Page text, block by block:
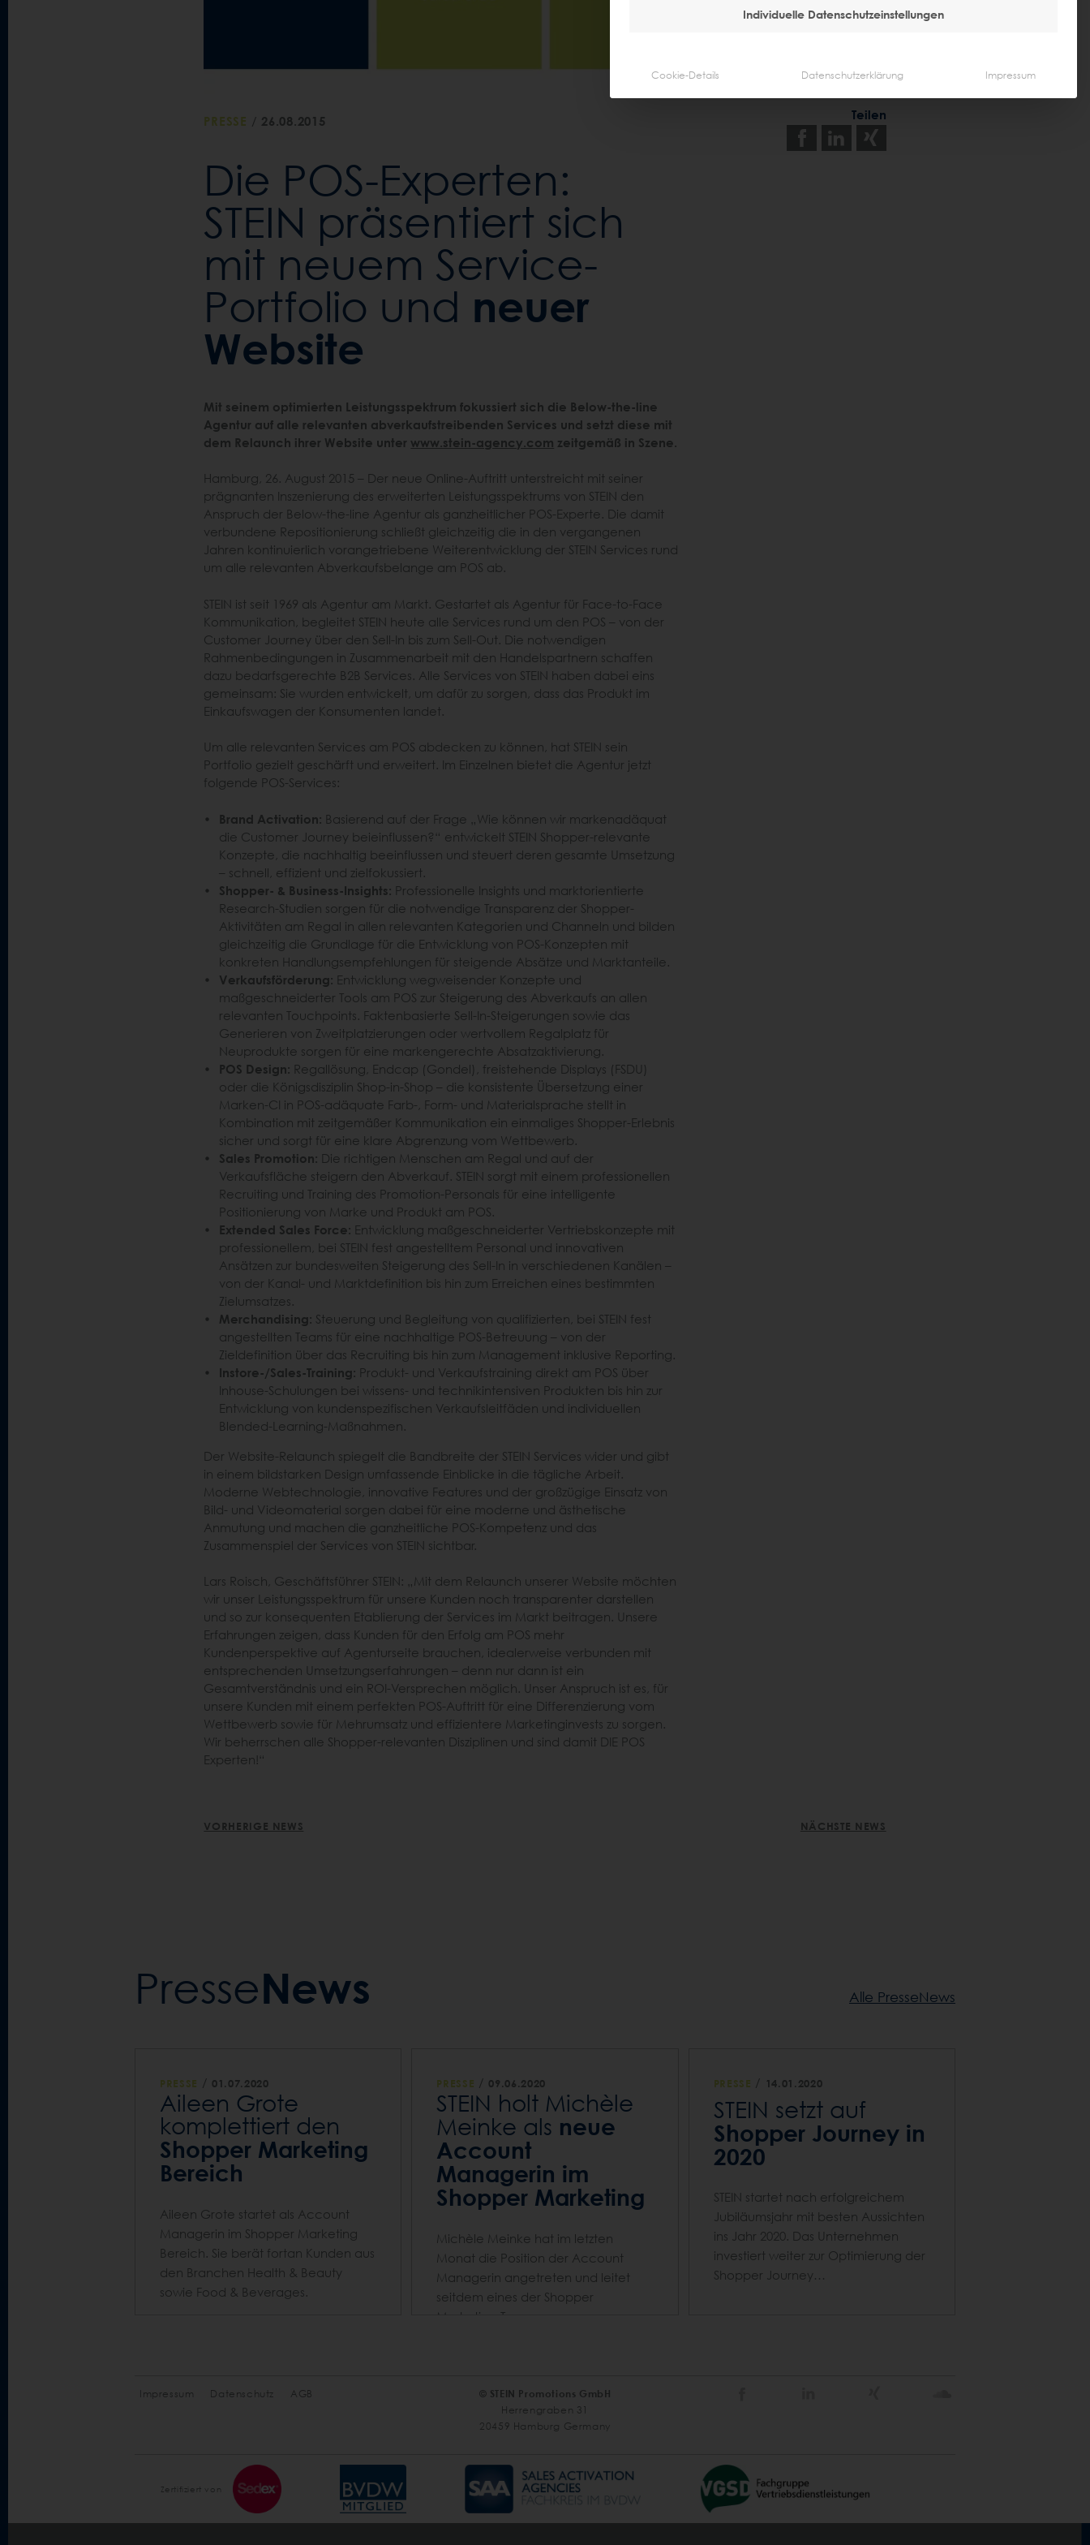
PRESSE / 26.08.2015
Die POS-Experten:
STEIN präsentiert sich
mit neuem Service-
Portfolio und neuer
Website
Mit seinem optimierten Leistungsspektrum fokussiert sich die Below-the-line
Agentur auf alle relevanten abverkaufstreibenden Services und setzt diese mit
dem Relaunch ihrer Website unter www.stein-agency.com zeitgemäß in Szene.
Hamburg, 26. August 2015 – Der neue Online-Auftritt unterstreicht mit seiner
prägnanten Inszenierung des erweiterten Leistungsspektrums von STEIN den
Anspruch der Below-the-line Agentur als ganzheitlicher POS-Experte. Die damit
verbundene Repositionierung schließt gleichzeitig die in den vergangenen
Jahren kontinuierlich vorangetriebene Weiterentwicklung der STEIN Services rund
um alle relevanten Abverkaufsbelange am POS ab.
STEIN ist seit 1969 als Agentur am Markt. Gestartet als Agentur für Face-to-Face
Kommunikation, begleitet STEIN heute alle Services rund um den POS – von der
Customer Journey über den Sell-In bis zum Sell-Out. Die notwendigen
Rahmenbedingungen in Zusammenarbeit mit den Handelspartnern schaffen
dazu bedarfsgerechte B2B Services. Alle Services von STEIN haben dabei eins
gemeinsam: Sie wurden entwickelt, um dafür zu sorgen, dass das Produkt im
Einkaufswagen der Konsumenten landet.
Um alle relevanten Services am POS abdecken zu können, hat STEIN sein
Portfolio gezielt geschärft und erweitert. Im Einzelnen bietet die Agentur jetzt
folgende POS-Services:
Brand Activation: Basierend auf der Frage „Wie können wir markenadäquat
die Customer Journey beieinflussen?“ entwickelt STEIN Shopper-relevante
Konzepte, die nachhaltig beeinflussen und steuert deren gesamte Umsetzung
– schnell, effizient und zielfokussiert.
Shopper- & Business-Insights: Professionelle Insights und marktorientierte
Research-Studien sorgen für die notwendige Transparenz der Shopper-
Aktivitäten am Regal in allen relevanten Kategorien und Channeln und bilden
gleichzeitig die Grundlage für die Entwicklung von POS-Konzepten mit
konkreten Handlungsempfehlungen für steigende Absätze und Marktanteile.
Verkaufsförderung: Entwicklung wegweisender Konzepte und
maßgeschneiderter Tools am POS zur Steigerung des Abverkaufs an allen
relevanten Touchpoints. Faktenbasierte Sell-In-Steigerungen sowie das
Generieren von Zweitplatzierungen oder wertvollem Regalplatz für
Neuprodukte sorgen für eine markengerechte Absatzaktivierung.
POS Design: Regallösung, Endcap (Gondel), freistehende Displays (FSDU)
oder die Königsdisziplin Shop-in-Shop – die konsistente Übersetzung einer
Marken-CI in POS-adäquate Farb-, Form- und Materialsprache stellt in
Kombination mit zeitgemäßer Kommunikation ein einmaliges Shopper-Erlebnis
sicher und sorgt für eine klare Abgrenzung vom Wettbewerb.
Sales Promotion: Die richtigen Menschen am Regal und auf der
Verkaufsfläche steigern den Abverkauf. STEIN sorgt mit einem professionellen
Recruiting und Training des Promotion-Personals für eine intelligente
Positionierung von Marke und Produkt am POS.
Extended Sales Force: Entwicklung maßgeschneiderter Vertriebskonzepte mit
professionellem, bei STEIN fest angestelltem Personal und innovativen
Ansätzen zur bundesweiten Steigerung des Sell-In in verschiedenen Kanälen –
von der Kanal- und Marktdefinition bis hin zum Erreichen eines bestimmten
Zielumsatzes.
Merchandising: Steuerung und Begleitung von qualifizierten, bei STEIN fest
angestellten Teams für eine nachhaltige POS-Betreuung – von der
Zieldefinition über das Recruiting bis hin zum Management inklusive Reporting.
Instore-/Sales-Training: Produkt- und Verkaufstraining direkt am POS über
Inhouse-Schulungen bei wissens- und technikintensiven Produkten bis hin zur
Entwicklung von kundenspezifischen Verkaufsleitfäden und individuellen
Blended-Learning-Maßnahmen.
Der Website-Relaunch spiegelt die Bandbreite der STEIN Services wider und gibt
in einem bildstarken Design umfassende Einblicke in die tägliche Arbeit.
Moderne Webtechnologie, innovative Features und der großzügige Einsatz von
Bild- und Videomaterial sorgen dabei für eine moderne und ästhetische
Anmutung und machen die ganzheitliche POS-Kompetenz und das
Zusammenspiel der Services von STEIN sichtbar.
Lars Roisch, Geschäftsführer STEIN: „Mit dem Relaunch unserer Website möchten
wir unser Leistungsspektrum für unsere Kunden noch transparenter darstellen
und so zur konsequenten Etablierung der Services im Markt beitragen. Unsere
Erfahrungen zeigen, dass Kunden für den Erfolg am POS mehr
Kundenperspektive auf Agenturseite brauchen, idealerweise verbunden mit
entsprechenden Umsetzungserfahrungen – denn nur dann ist ein
Gesamtverständnis und ein ROI-Versprechen möglich. Unser Anspruch ist es, für
unsere Kunden mit einem perfekten POS-Auftritt für eine Differenzierung vom
Wettbewerb sowie für Mehrumsatz und effizientere Marketinginvests zu sorgen.
Wir beherrschen alle Shopper-relevanten Disziplinen und sind damit DIE POS
Experten!“
Teilen
Auf
Auf
VORHERIGE NEWS NÄCHSTE NEWS
Presse­News Alle PresseNews
PRESSE / 01.07.2020
Aileen Grote
komplettiert den
Shopper Marketing
Bereich
Aileen Grote startet als Account
Managerin im Shopper Marketing
Bereich. Sie berät fortan Kunden aus
den Branchen Health & Beauty
sowie Food & Beverages.
PRESSE / 09.06.2020
STEIN holt Michèle
Meinke als neue
Account
Managerin im
Shopper Marketing
Michèle Meinke hat im letzten
Monat die Position der Account
Managerin angetreten und leitet
seitdem eines der Shopper
Marketing-Teams.
PRESSE / 14.01.2020
STEIN setzt auf
Shopper Journey in
2020
STEIN startet nach erfolgreichem
Jubiläumsjahr mit besten Aussichten
ins Jahr 2020. Das Unternehmen
investiert weiter zur Optimierung der
Shopper Journey…
Impressum Datenschutz AGB
© STEIN Promotions GmbH
Herrengraben 31
20459 Hamburg Germany
Zertifiziert von
Individuelle Datenschutzeinstellungen
Cookie-Details Datenschutzerklärung Impressum